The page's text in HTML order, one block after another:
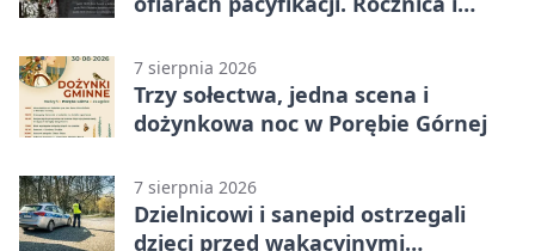
7 sierpnia 2026
Trzy sołectwa, jedna scena i
dożynkowa noc w Porębie Górnej
7 sierpnia 2026
Dzielnicowi i sanepid ostrzegali
dzieci przed wakacyjnymi